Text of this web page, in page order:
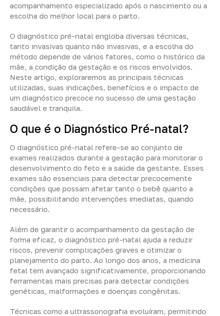
acompanhamento especializado após o nascimento ou a
escolha do melhor local para o parto.
O diagnóstico pré-natal engloba diversas técnicas,
tanto invasivas quanto não invasivas, e a escolha do
método depende de vários fatores, como o histórico da
mãe, a condição da gestação e os riscos envolvidos.
Neste artigo, exploraremos as principais técnicas
utilizadas, suas indicações, benefícios e o impacto de
um diagnóstico precoce no sucesso de uma gestação
saudável e tranquila.
O que é o Diagnóstico Pré-natal?
O diagnóstico pré-natal refere-se ao conjunto de
exames realizados durante a gestação para monitorar o
desenvolvimento do feto e a saúde da gestante. Esses
exames são essenciais para detectar precocemente
condições que possam afetar tanto o bebê quanto a
mãe, possibilitando intervenções imediatas, quando
necessário.
Além de garantir o acompanhamento da gestação de
forma eficaz, o diagnóstico pré-natal ajuda a reduzir
riscos, prevenir complicações graves e otimizar o
planejamento do parto. Ao longo dos anos, a medicina
fetal tem avançado significativamente, proporcionando
ferramentas mais precisas para detectar condições
genéticas, malformações e doenças congênitas.
Técnicas como a ultrassonografia evoluíram, permitindo